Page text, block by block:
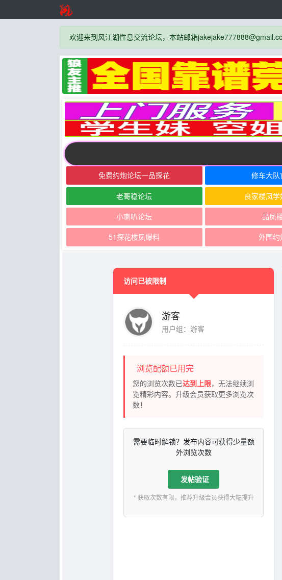
欢迎来到风江湖性息交流论坛，本站邮箱
免费约炮论坛一品探花 修车大队
老哥稳论坛 良家楼凤
小喇叭论坛 品凤
51探花楼凤爆料 外围约
访问已被限制
游客
用户组：游客
浏览配额已用完
您的浏览次数已达到上限，无法继续浏
览精彩内容。升级会员获取更多浏览次
数！
需要临时解锁？发布内容可获得少量额
外浏览次数
发帖验证
* 获取次数有限，推荐升级会员获得大幅提升